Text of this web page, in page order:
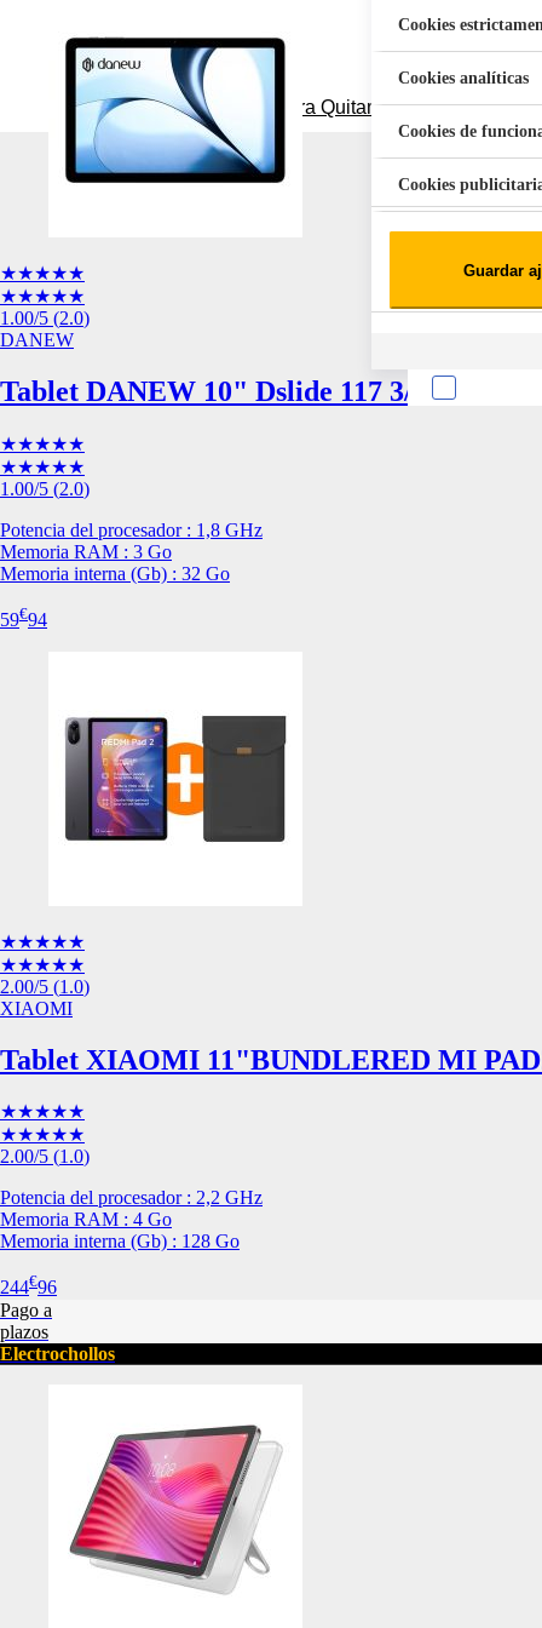
Aspiradora Quitamanchas 450W
★★★★★
★★★★★
1.00/5 (2.0)
DANEW
Tablet DANEW 10" Dslide 117 3/32Gb
★★★★★
★★★★★
1.00/5 (2.0)
Potencia del procesador : 1,8 GHz
Memoria RAM : 3 Go
Memoria interna (Gb) : 32 Go
59€94
★★★★★
★★★★★
2.00/5 (1.0)
XIAOMI
Tablet XIAOMI 11"BUNDLERED MI
★★★★★
★★★★★
2.00/5 (1.0)
Potencia del procesador : 2,2 GHz
Memoria RAM : 4 Go
Memoria interna (Gb) : 128 Go
244€96
Pago a
plazos
Electrochollos
Cookies
Cookies analíticas
Cookies de
Cookies
Estas cookies nos
Guardar